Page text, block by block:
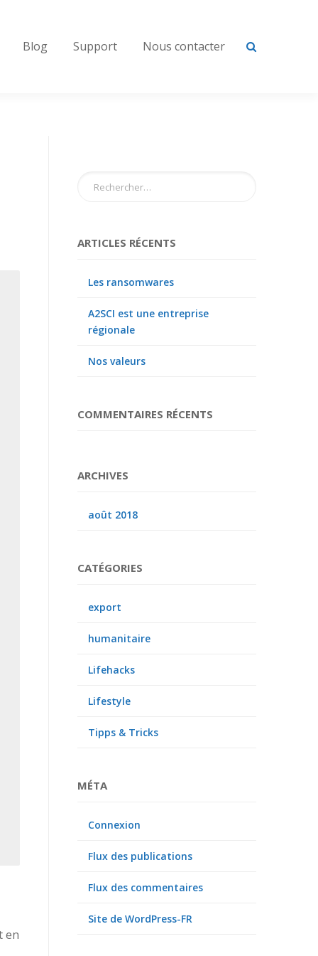
Blog Support Nous contacter
en
ARTICLES RÉCENTS
Les ransomwares
A2SCI est une entreprise
régionale
Nos valeurs
COMMENTAIRES RÉCENTS
ARCHIVES
août 2018
CATÉGORIES
export
humanitaire
Lifehacks
Lifestyle
Tipps & Tricks
MÉTA
Connexion
Flux des publications
Flux des commentaires
Site de WordPress-FR